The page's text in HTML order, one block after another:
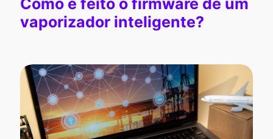
vaporizador inteligente?